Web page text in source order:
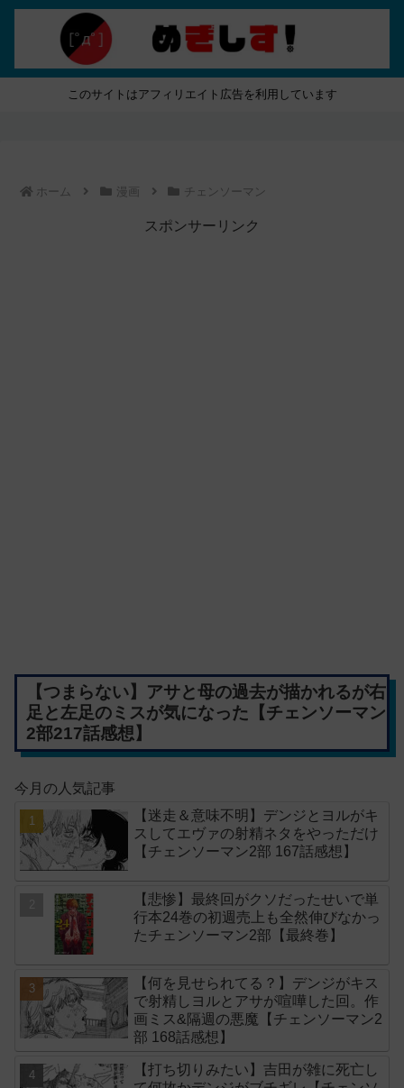
このサイトはアフィリエイト広告を利用しています
ホーム 漫画 チェンソーマン
スポンサーリンク
【つまらない】アサと母の過去が描かれるが右
足と左足のミスが気になった【チェンソーマン
2部217話感想】
今月の人気記事
【迷走＆意味不明】デンジとヨルがキ
スしてエヴァの射精ネタをやっただけ
【チェンソーマン2部 167話感想】
【悲惨】最終回がクソだったせいで単
行本24巻の初週売上も全然伸びなかっ
たチェンソーマン2部【最終巻】
【何を見せられてる？】デンジがキス
で射精しヨルとアサが喧嘩した回。作
画ミス&隔週の悪魔【チェンソーマン2
部 168話感想】
【打ち切りみたい】吉田が雑に死亡し